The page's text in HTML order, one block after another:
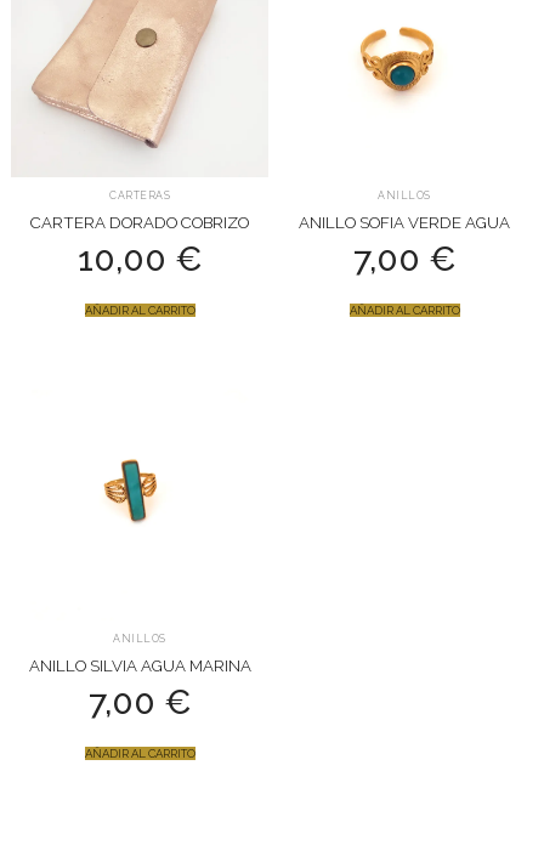
CARTERAS
CARTERA DORADO COBRIZO
10,00 €
AÑADIR AL CARRITO
ANILLOS
ANILLO SOFIA VERDE AGUA
7,00 €
AÑADIR AL CARRITO
ANILLOS
ANILLO SILVIA AGUA MARINA
7,00 €
AÑADIR AL CARRITO